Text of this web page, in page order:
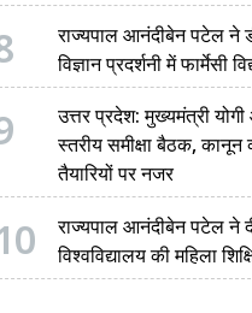
राज्यपाल आनंदीबेन पटेल ने
विज्ञान प्रदर्शनी में फार्मेसी
उत्तर प्रदेश: मुख्यमंत्री
स्तरीय समीक्षा बैठक, कानून
तैयारियों पर नजर
राज्यपाल आनंदीबेन पटेल ने
विश्वविद्यालय की महिला